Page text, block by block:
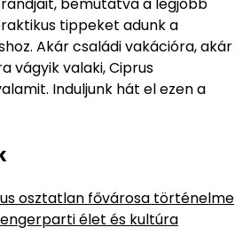
tippeket adunk a
Akár családi vakációra, akár
vágyik valaki, Ciprus
Induljunk hát el ezen a
osztatlan fővárosa történelme
élet és kultúra